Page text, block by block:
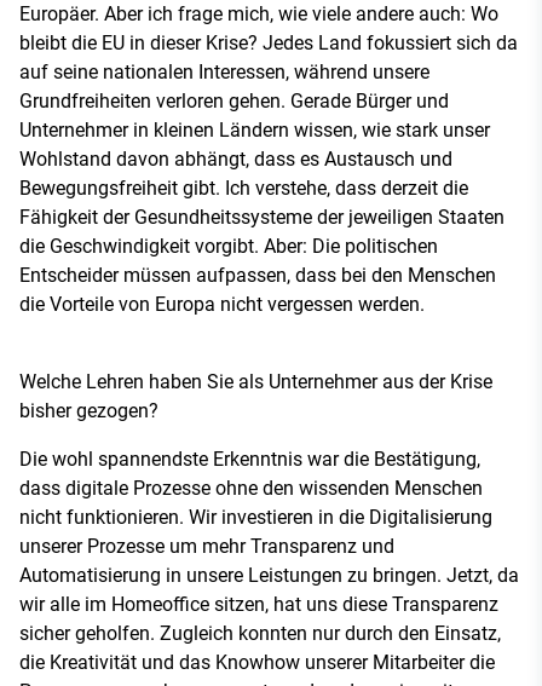
Europäer. Aber ich frage mich, wie viele andere auch: Wo
bleibt die EU in dieser Krise? Jedes Land fokussiert sich da
auf seine nationalen Interessen, während unsere
Grundfreiheiten verloren gehen. Gerade Bürger und
Unternehmer in kleinen Ländern wissen, wie stark unser
Wohlstand davon abhängt, dass es Austausch und
Bewegungsfreiheit gibt. Ich verstehe, dass derzeit die
Fähigkeit der Gesundheitssysteme der jeweiligen Staaten
die Geschwindigkeit vorgibt. Aber: Die politischen
Entscheider müssen aufpassen, dass bei den Menschen
die Vorteile von Europa nicht vergessen werden.
Welche Lehren haben Sie als Unternehmer aus der Krise
bisher gezogen?
Die wohl spannendste Erkenntnis war die Bestätigung,
dass digitale Prozesse ohne den wissenden Menschen
nicht funktionieren. Wir investieren in die Digitalisierung
unserer Prozesse um mehr Transparenz und
Automatisierung in unsere Leistungen zu bringen. Jetzt, da
wir alle im Homeoffice sitzen, hat uns diese Transparenz
sicher geholfen. Zugleich konnten nur durch den Einsatz,
die Kreativität und das Knowhow unserer Mitarbeiter die